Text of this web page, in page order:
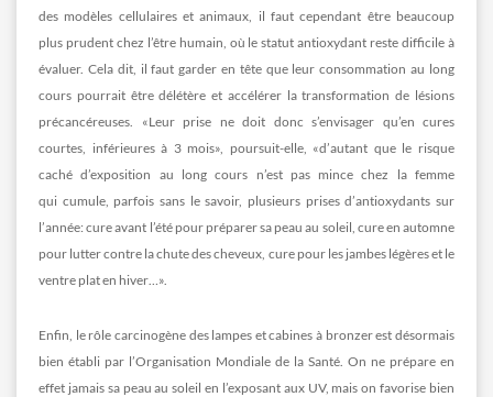
des modèles cellulaires et animaux, il faut cependant être beaucoup
plus prudent chez l’être humain, où le statut antioxydant reste difficile à
évaluer. Cela dit, il faut garder en tête que leur consommation au long
cours pourrait être délétère et accélérer la transformation de lésions
précancéreuses. «Leur prise ne doit donc s’envisager qu’en cures
courtes, inférieures à 3 mois», poursuit-elle, «d’autant que le risque
caché d’exposition au long cours n’est pas mince chez la femme
qui cumule, parfois sans le savoir, plusieurs prises d’antioxydants sur
l’année: cure avant l’été pour préparer sa peau au soleil, cure en automne
pour lutter contre la chute des cheveux, cure pour les jambes légères et le
ventre plat en hiver…».
Enfin, le rôle carcinogène des lampes et cabines à bronzer est désormais
bien établi par l’Organisation Mondiale de la Santé. On ne prépare en
effet jamais sa peau au soleil en l’exposant aux UV, mais on favorise bien